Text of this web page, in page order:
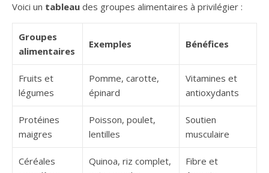
Voici un tableau des groupes alimentaires à privilégier :
Groupes
alimentaires
Exemples Bénéfices
Fruits et
légumes
Pomme, carotte,
épinard
Vitamines et
antioxydants
Protéines
maigres
Poisson, poulet,
lentilles
Soutien
musculaire
Céréales
Quinoa, riz complet,
Fibre et